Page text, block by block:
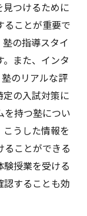
ステップガ
よう
イント
びの方法
ス
よう
化型戦略
つけるために
ることが重要で
の指導スタイ
また、インタ
のリアルな評
の入試対策に
を持つ塾につい
うした情報を
ことができる
授業を受ける
認することも効